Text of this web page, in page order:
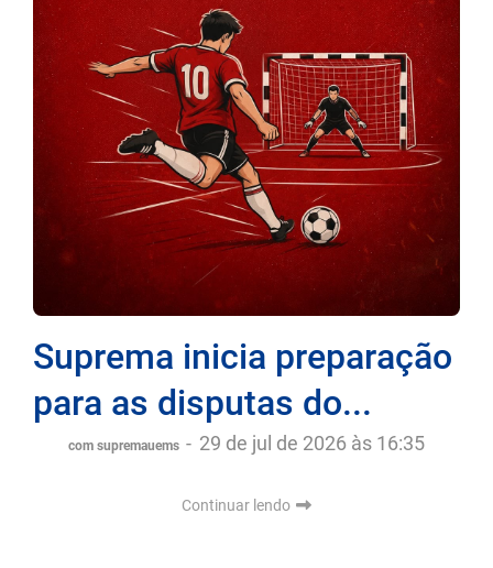
Suprema inicia preparação
para as disputas do...
com supremauems - 29 de jul de 2026 às 16:35
Continuar lendo